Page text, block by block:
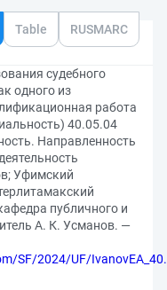
Table RUSMARC
судебного
одного из
работа
40.05.04
Направленность
Уфимский
публичного и
А. К. Усманов. —
SF/2024/UF/